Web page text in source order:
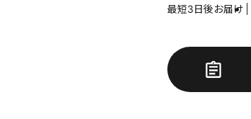
最短3日後お届け